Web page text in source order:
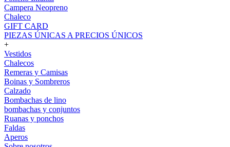
Campera Neopreno
Chaleco
GIFT CARD
PIEZAS ÚNICAS A PRECIOS ÚNICOS
+
Vestidos
Chalecos
Remeras y Camisas
Boinas y Sombreros
Calzado
Bombachas de lino
bombachas y conjuntos
Ruanas y ponchos
Faldas
Aperos